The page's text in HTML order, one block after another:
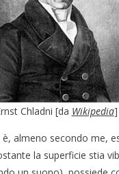
Chladni [da Wikipedia]
almeno secondo me,
la superficie stia